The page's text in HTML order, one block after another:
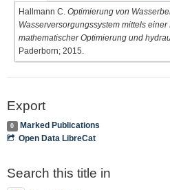
Hallmann C. Optimierung von
Wasserversorgungssystem mittels
mathematischer Optimierung und
Paderborn; 2015.
Export
0
Marked Publications
Open Data LibreCat
Search this title in